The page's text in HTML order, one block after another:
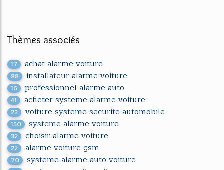
Thèmes associés
17 achat alarme voiture
88 installateur alarme voiture
16 professionnel alarme auto
41 acheter systeme alarme voiture
23 voiture systeme securite automobile
150 systeme alarme voiture
32 choisir alarme voiture
22 alarme voiture gsm
70 systeme alarme auto voiture